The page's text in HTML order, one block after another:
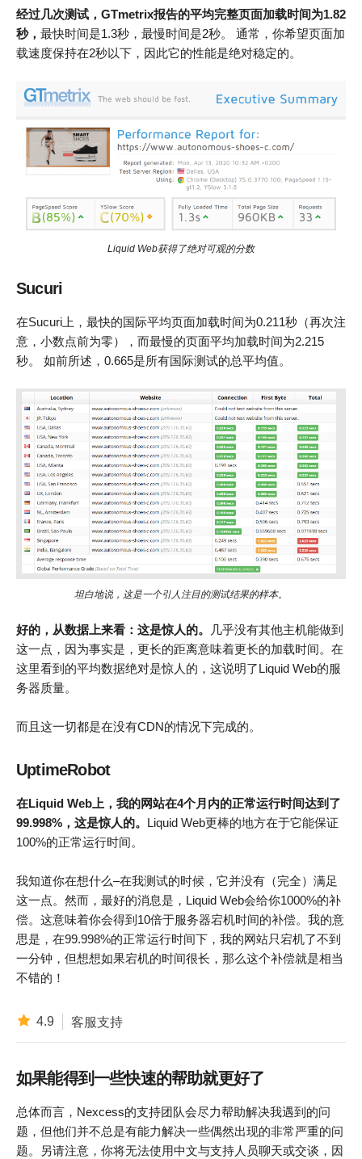
经过几次测试，GTmetrix报告的平均完整页面加载时间为1.82
秒， 最快时间是1.3秒，最慢时间是2秒。 通常，你希望页面加
载速度保持在2秒以下，因此它的性能是绝对稳定的。
Liquid Web获得了绝对可观的分数
Sucuri
在Sucuri上，最快的国际平均页面加载时间为0.211秒（再次注
意，小数点前为零），而最慢的页面平均加载时间为2.215
秒。 如前所述，0.665是所有国际测试的总平均值。
坦白地说，这是一个引人注目的测试结果的样本。
好的，从数据上来看：这是惊人的。
几乎没有其他主机能做到
这一点，因为事实是，更长的距离意味着更长的加载时间。在
这里看到的平均数据绝对是惊人的，这说明了Liquid Web的服
务器质量。
而且这一切都是在没有CDN的情况下完成的。
UptimeRobot
在Liquid Web上，我的网站在4个月内的正常运行时间达到了
99.998%，这是惊人的。
Liquid Web更棒的地方在于它能保证
100%的正常运行时间。
我知道你在想什么–在我测试的时候，它并没有（完全）满足
这一点。然而，最好的消息是，Liquid Web会给你1000%的补
偿。这意味着你会得到10倍于服务器宕机时间的补偿。我的意
思是，在99.998%的正常运行时间下，我的网站只宕机了不到
一分钟，但想想如果宕机的时间很长，那么这个补偿就是相当
不错的！
4.9 客服支持
如果能得到一些快速的帮助就更好了
总体而言，Nexcess的支持团队会尽力帮助解决我遇到的问
题，但他们并不总是有能力解决一些偶然出现的非常严重的问
题。另请注意，你将无法使用中文与支持人员聊天或交谈，因